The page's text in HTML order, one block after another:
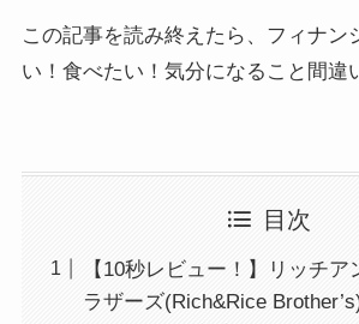
この記事を読み終えたら、フィナン
い！食べたい！気分になること間違
目次
【10秒レビュー！】リッチ
ラザーズ(Rich&Rice